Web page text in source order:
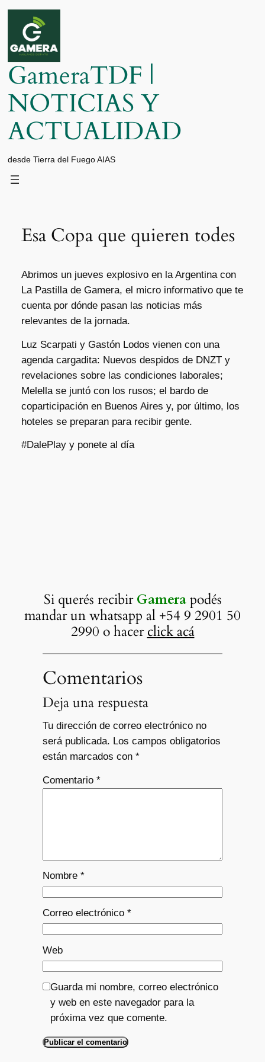
Saltar
contenido
GameraTDF |
NOTICIAS Y
ACTUALIDAD
desde Tierra del Fuego AIAS
Esa Copa que quieren todes
Abrimos un jueves explosivo en la Argentina con
La Pastilla de Gamera, el micro informativo que te
cuenta por dónde pasan las noticias más
relevantes de la jornada.
Luz Scarpati y Gastón Lodos vienen con una
agenda cargadita: Nuevos despidos de DNZT y
revelaciones sobre las condiciones laborales;
Melella se juntó con los rusos; el bardo de
coparticipación en Buenos Aires y, por último, los
hoteles se preparan para recibir gente.
#DalePlay y ponete al día
Si querés recibirGamerapodés
mandar un whatsapp al +54 9 2901 50
2990 o hacerclick acá
Comentarios
Deja una respuesta
Tu dirección de correo electrónico no
será publicada. Los campos obligatorios
están marcados con *
Comentario *
Nombre *
Correo electrónico *
Web
Guarda mi nombre, correo electrónico
y web en este navegador para la
próxima vez que comente.